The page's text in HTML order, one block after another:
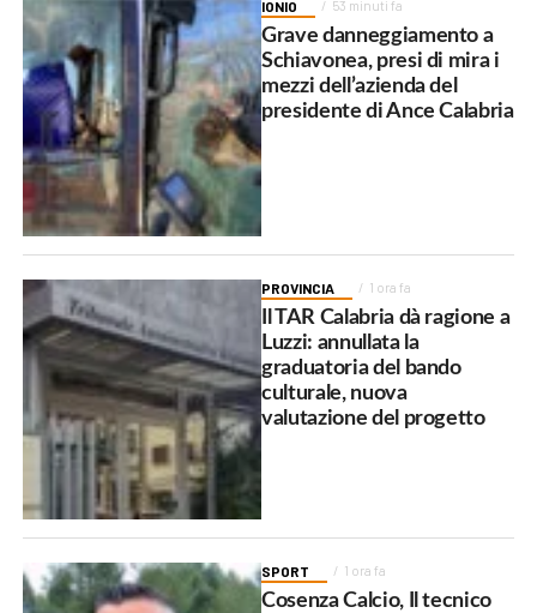
IONIO 53 minuti fa
Grave danneggiamento a
Schiavonea, presi di mira i
mezzi dell’azienda del
presidente di Ance Calabria
PROVINCIA 1 ora fa
Il TAR Calabria dà ragione a
Luzzi: annullata la
graduatoria del bando
culturale, nuova
valutazione del progetto
SPORT 1 ora fa
Cosenza Calcio, Il tecnico